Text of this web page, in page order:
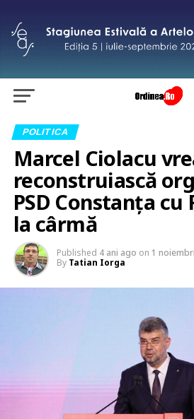
POLITICA
Marcel Ciolacu
reconstruiască
PSD Constanța cu
la cârmă
Published 4 ani ago on 1
By Tatian Iorga